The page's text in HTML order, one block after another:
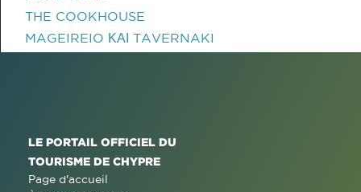
THE COOKHOUSE
MAGEIREIO ΚΑΙ TAVERNAKI
LE PORTAIL OFFICIEL DU
TOURISME DE CHYPRE
Page d'accueil